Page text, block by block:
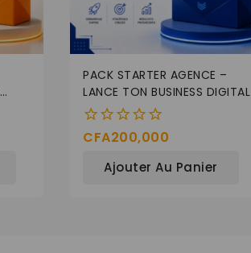
PACK STARTER AGENCE –
LANCE TON BUSINESS DIGITAL
0
CFA200,000
Ajouter Au Panier